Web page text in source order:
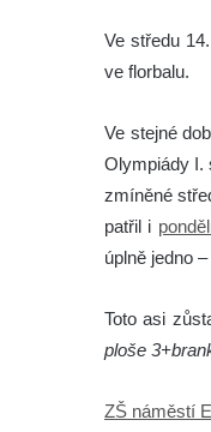
Ve středu
ve florbalu.
Ve stejné
Olympiády I.
zmíněné
patřil i
úplně jedno
Toto asi
ploše
ZŠ náměstí